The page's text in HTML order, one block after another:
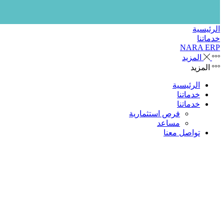
الرئيسية
خدماتنا
NARA ERP
المزيد
المزيد
الرئيسية
خدماتنا
خدماتنا
فرص استثمارية
مساعد
تواصل معنا